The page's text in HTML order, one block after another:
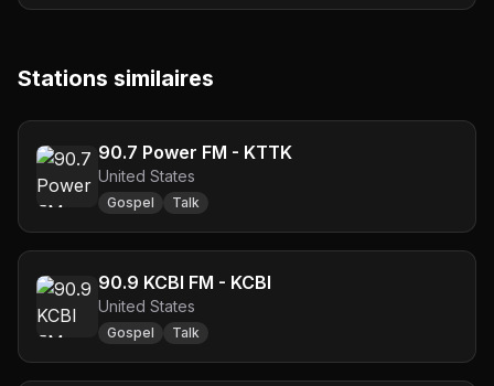
Stations similaires
90.7 Power FM - KTTK
United States
Gospel Talk
90.9 KCBI FM - KCBI
United States
Gospel Talk